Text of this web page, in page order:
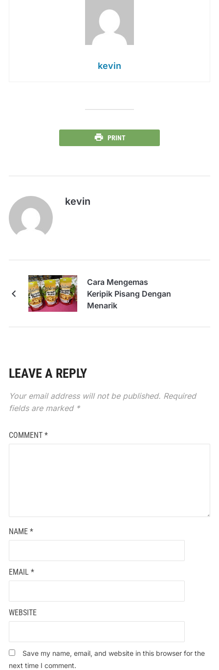
kevin
PRINT
kevin
Cara Mengemas
Keripik Pisang Dengan
Menarik
LEAVE A REPLY
Your email address will not be published. Required
fields are marked *
COMMENT *
NAME *
EMAIL *
WEBSITE
Save my name, email, and website in this browser for the
next time I comment.